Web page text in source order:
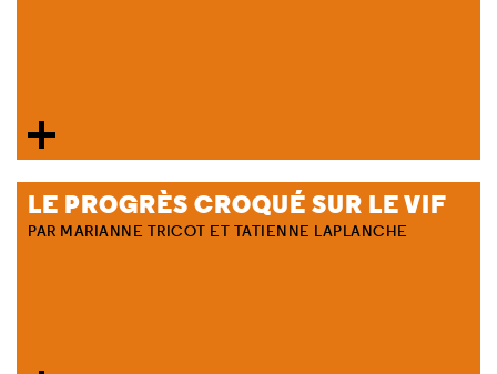
LE PROGRÈS CROQUÉ SUR LE VIF
PAR MARIANNE TRICOT ET TATIENNE LAPLANCHE